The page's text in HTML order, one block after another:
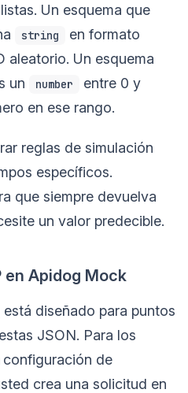
Un esquema que
string
en formato
aleatorio. Un esquema
un number
entre 0 y
en ese rango.
reglas de simulación
específicos.
que siempre devuelva
un valor predecible.
en Apidog Mock
diseñado para puntos
JSON. Para los
configuración de
crea una solicitud en